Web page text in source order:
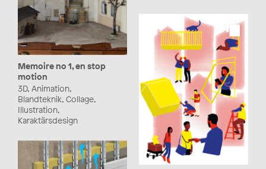
Memoire no 1, en stop
motion
3D, Animation,
Blandteknik, Collage,
Illustration,
Karaktärsdesign